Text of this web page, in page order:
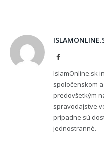
Facebook
IslamOnline.sk
spoločenskom
predovšetkým
spravodajstve
prípadne sú
jednostranné.